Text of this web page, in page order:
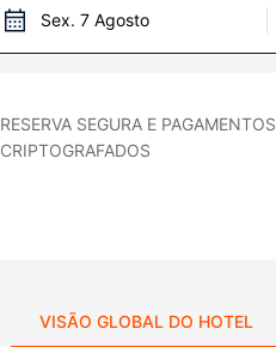
Sex. 7 Agosto
RESERVA SEGURA E PAGAMENTOS
CRIPTOGRAFADOS
VISÃO GLOBAL DO HOTEL